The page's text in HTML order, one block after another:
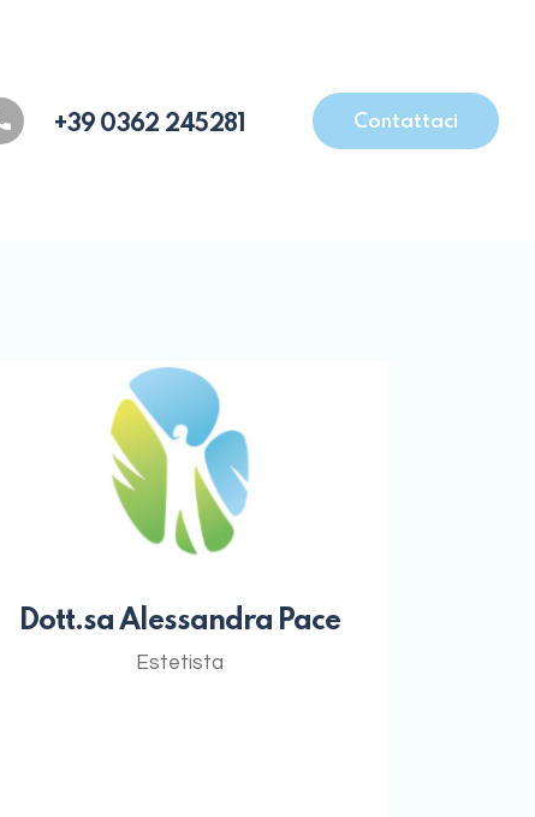
+39 0362 245281 Contattaci
Dott.sa Alessandra Pace
Estetista